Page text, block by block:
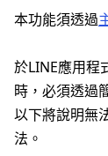
本功能須透過
於LINE應用程
時，必須透過
以下將說明無
法。